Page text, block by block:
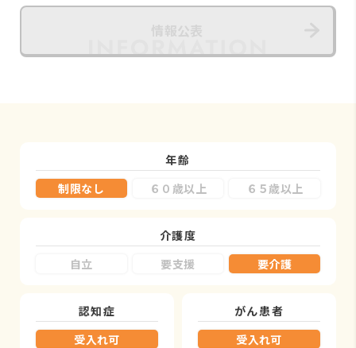
年齢
制限なし
６０歳以上 ６５歳以上
介護度
自立
要支援 要介護
認知症
受入れ可
がん患者
受入れ可